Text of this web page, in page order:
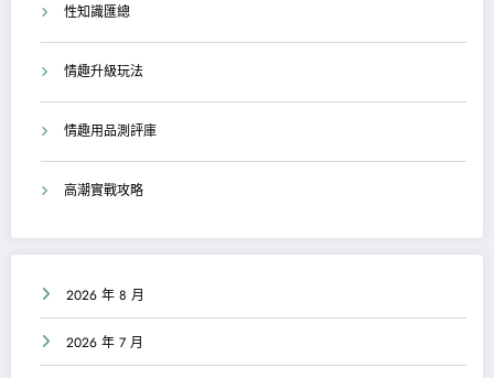
性知識匯總
情趣升級玩法
情趣用品測評庫
高潮實戰攻略
2026 年 8 月
2026 年 7 月